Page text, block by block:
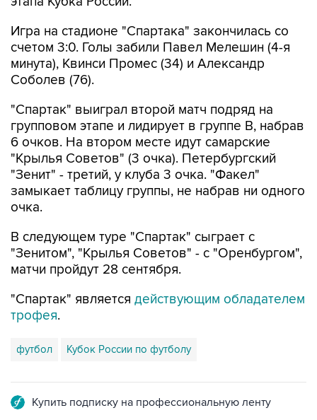
Игра на стадионе "Спартака" закончилась со
счетом 3:0. Голы забили Павел Мелешин (4-я
минута), Квинси Промес (34) и Александр
Соболев (76).
"Спартак" выиграл второй матч подряд на
групповом этапе и лидирует в группе B, набрав
6 очков. На втором месте идут самарские
"Крылья Советов" (3 очка). Петербургский
"Зенит" - третий, у клуба 3 очка. "Факел"
замыкает таблицу группы, не набрав ни одного
очка.
В следующем туре "Спартак" сыграет с
"Зенитом", "Крылья Советов" - с "Оренбургом",
матчи пройдут 28 сентября.
"Спартак" является действующим обладателем
трофея.
футбол Кубок России по футболу
Купить подписку на профессиональную ленту